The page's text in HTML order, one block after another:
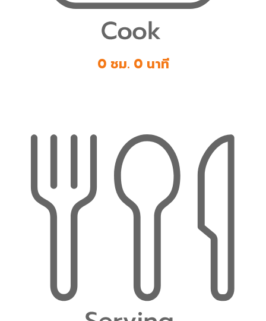
0 ชม. 0 นาที